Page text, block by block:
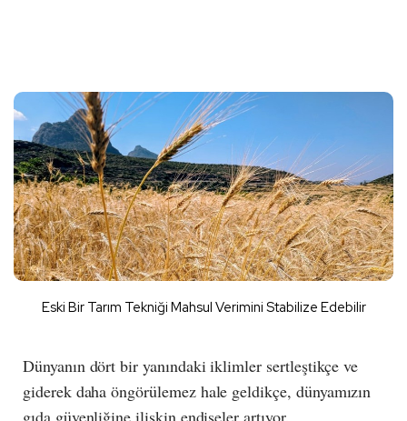
Eski Bir Tarım Tekniği Mahsul Verimini Stabilize Edebilir
Dünyanın dört bir yanındaki iklimler sertleştikçe ve
giderek daha öngörülemez hale geldikçe, dünyamızın